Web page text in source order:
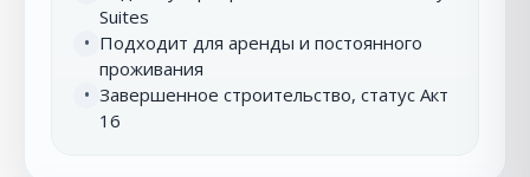
Suites
• Подходит для аренды и постоянного
проживания
• Завершенное строительство, статус Акт
16